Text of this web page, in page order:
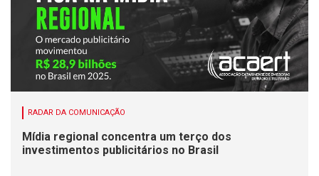
RADAR DA COMUNICAÇÃO
Mídia regional concentra um terço dos
investimentos publicitários no Brasil